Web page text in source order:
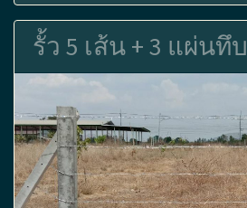
รั้ว 5 เส้น + 3 แผ่นทึบ